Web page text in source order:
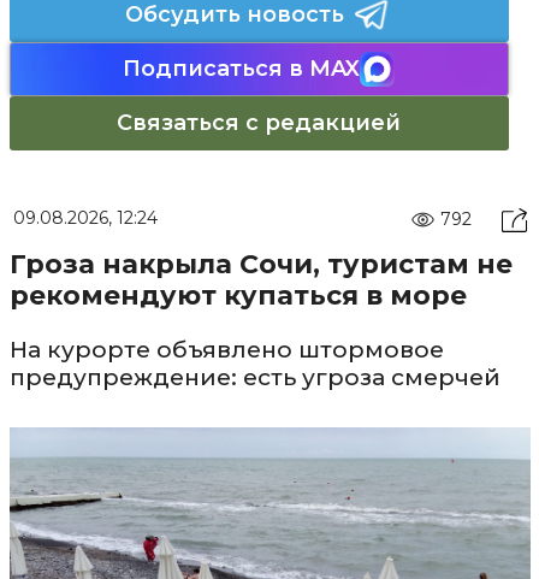
Обсудить новость
Подписаться в MAX
Связаться с редакцией
09.08.2026, 12:24 792
Гроза накрыла Сочи, туристам не
рекомендуют купаться в море
На курорте объявлено штормовое
предупреждение: есть угроза смерчей